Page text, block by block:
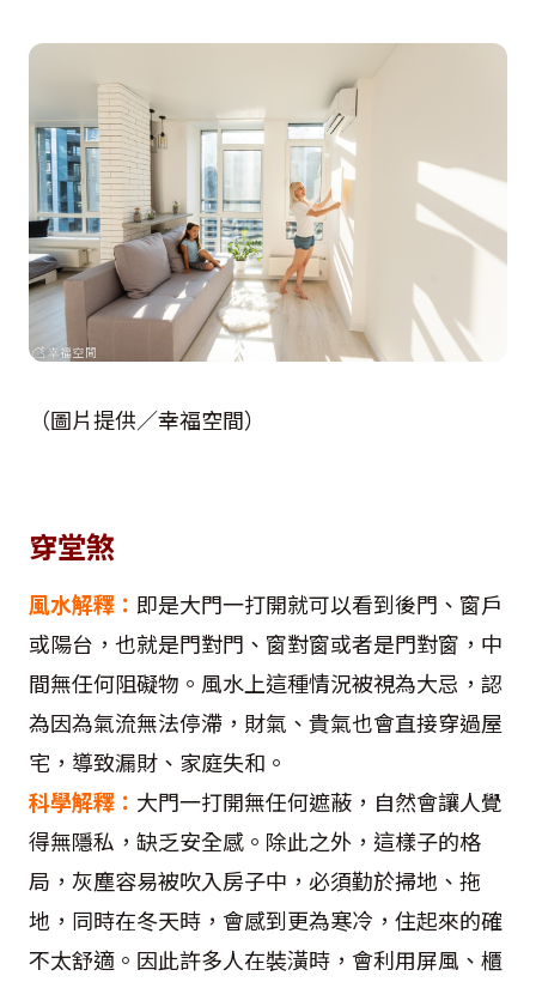
（圖片提供／幸福空間）
穿堂煞
風水解釋： 即是大門一打開就可以看到後門、窗戶
或陽台，也就是門對門、窗對窗或者是門對窗，中
間無任何阻礙物。風水上這種情況被視為大忌，認
為因為氣流無法停滯，財氣、貴氣也會直接穿過屋
宅，導致漏財、家庭失和。
科學解釋： 大門一打開無任何遮蔽，自然會讓人覺
得無隱私，缺乏安全感。除此之外，這樣子的格
局，灰塵容易被吹入房子中，必須勤於掃地、拖
地，同時在冬天時，會感到更為寒冷，住起來的確
不太舒適。因此許多人在裝潢時，會利用屏風、櫃